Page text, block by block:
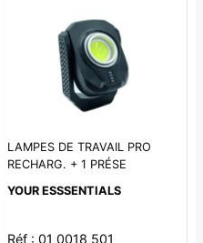
LAMPES DE TRAVAIL PRO
RECHARG. + 1 PRÉSE
YOUR ESSSENTIALS
Réf : 01 0018 501